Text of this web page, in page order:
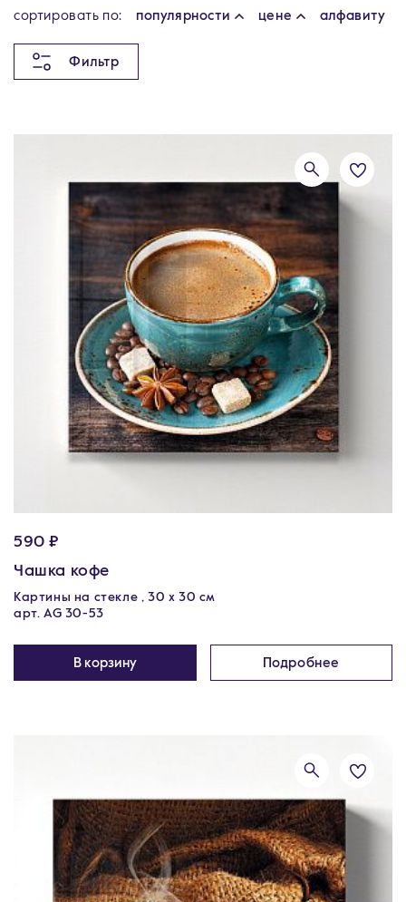
cортировать по: популярности цене алфавиту
Фильтр
590 ₽
Чашка кофе
Картины на стекле , 30 x 30 см
арт. AG 30-53
В корзину Подробнее